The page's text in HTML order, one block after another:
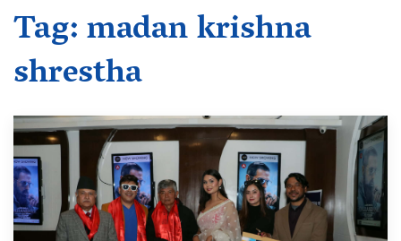
Tag:madan krishna
shrestha